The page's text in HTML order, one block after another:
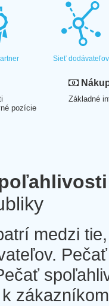
Sieť dodávateľov
pozície
Základné
medzi